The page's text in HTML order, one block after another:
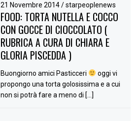
21 Novembre 2014/ starpeoplenews
FOOD: TORTA NUTELLA E COCCO
CON GOCCE DI CIOCCOLATO (
RUBRICA A CURA DI CHIARA E
GLORIA PISCEDDA )
Buongiorno amici Pasticceri
oggi vi
propongo una torta golosissima e a cui
non si potrà fare a meno di […]